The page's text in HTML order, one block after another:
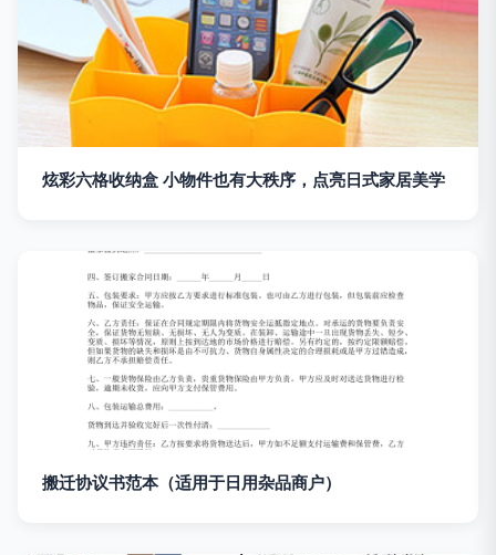
炫彩六格收纳盒 小物件也有大秩序，点亮日式家居美学
搬迁协议书范本（适用于日用杂品商户）